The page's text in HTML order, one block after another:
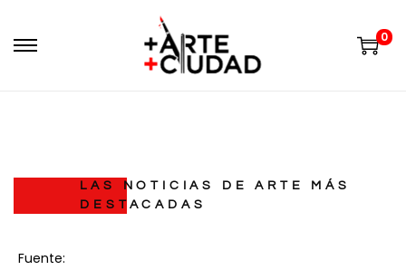
0
LAS NOTICIAS DE ARTE MÁS
DESTACADAS
Fuente: